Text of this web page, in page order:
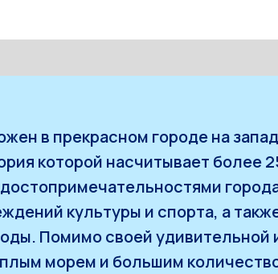
в прекрасном городе на
которой насчитывает
культуры и спорта, а
Помимо своей
морем и большим